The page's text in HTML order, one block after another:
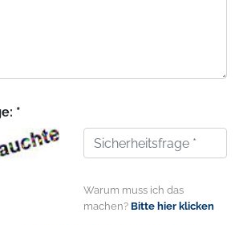
*
Warum muss ich das
machen? Bitte hier klicken